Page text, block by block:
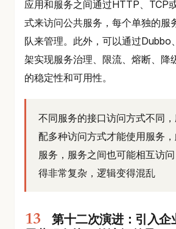
应用和服务之间通过HTTP、TCP
式来访问公共服务，每个单独的服
队来管理。此外，可以通过Dubbo
架实现服务治理、限流、熔断、降
的稳定性和可用性。
不同服务的接口访问方式不同
配多种访问方式才能使用服务
服务，服务之间也可能相互访
得非常复杂，逻辑变得混乱
第十二次演进：引入企